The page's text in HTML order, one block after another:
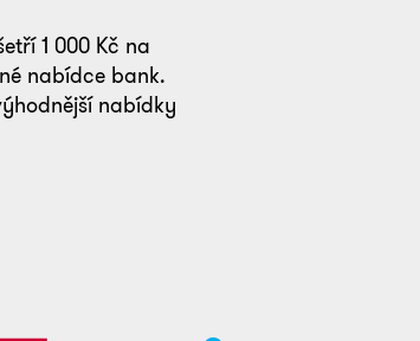
1 000 Kč na
nabídce bank.
nabídky